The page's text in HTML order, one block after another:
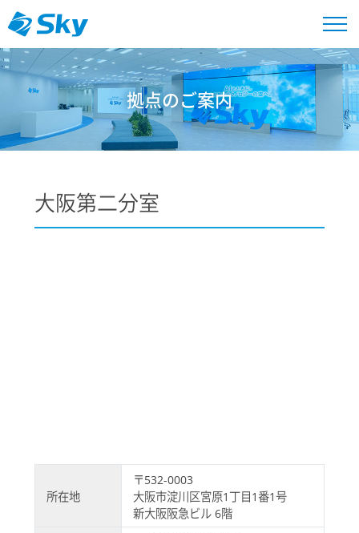
拠点のご案内
大阪第二分室
所在地
〒532-0003
大阪市淀川区宮原1丁目1番1号
新大阪阪急ビル 6階